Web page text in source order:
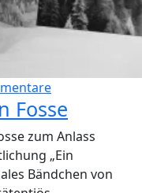
Fosse
zum Anlass
„Ein
Bändchen von